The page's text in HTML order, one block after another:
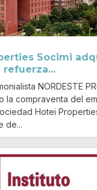
Socimi
refuerza...
NORDESTE
la compraventa del
Hotei
de...